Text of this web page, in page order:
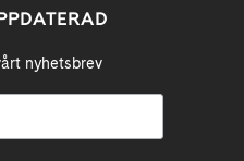
nyhetsbrev